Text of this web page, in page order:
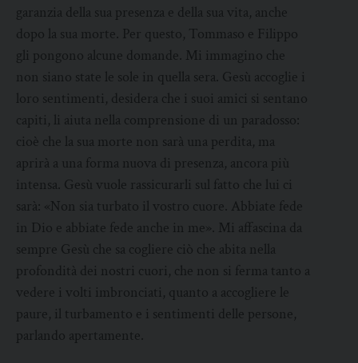
garanzia della sua presenza e della sua vita, anche
dopo la sua morte. Per questo, Tommaso e Filippo
gli pongono alcune domande. Mi immagino che
non siano state le sole in quella sera. Gesù accoglie i
loro sentimenti, desidera che i suoi amici si sentano
capiti, li aiuta nella comprensione di un paradosso:
cioè che la sua morte non sarà una perdita, ma
aprirà a una forma nuova di presenza, ancora più
intensa. Gesù vuole rassicurarli sul fatto che lui ci
sarà: «Non sia turbato il vostro cuore. Abbiate fede
in Dio e abbiate fede anche in me». Mi affascina da
sempre Gesù che sa cogliere ciò che abita nella
profondità dei nostri cuori, che non si ferma tanto a
vedere i volti imbronciati, quanto a accogliere le
paure, il turbamento e i sentimenti delle persone,
parlando apertamente.